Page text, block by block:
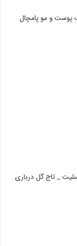
پوست و مو پامچال
_ تاج گل درباری